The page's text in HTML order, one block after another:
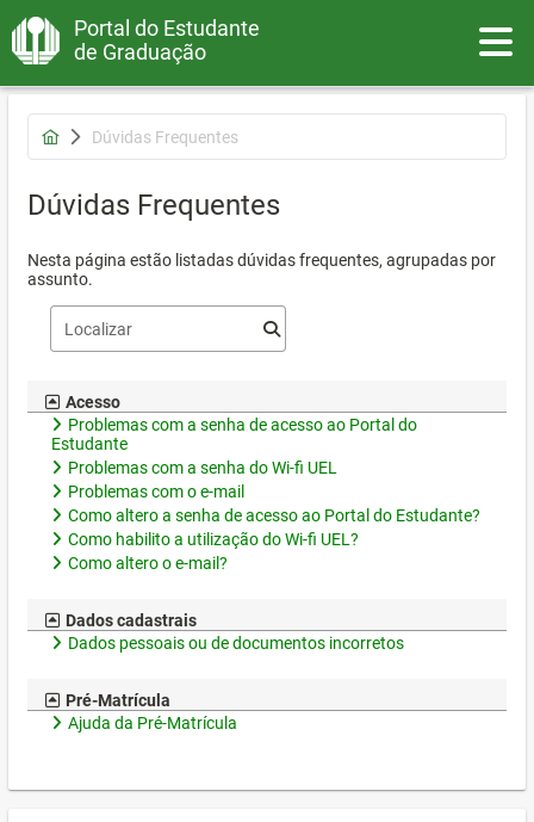
Portal do Estudante
de Graduação
Dúvidas Frequentes
Dúvidas Frequentes
Nesta página estão listadas dúvidas frequentes, agrupadas por
assunto.
Acesso
Problemas com a senha de acesso ao Portal do
Estudante
Problemas com a senha do Wi-fi UEL
Problemas com o e-mail
Como altero a senha de acesso ao Portal do Estudante?
Como habilito a utilização do Wi-fi UEL?
Como altero o e-mail?
Dados cadastrais
Dados pessoais ou de documentos incorretos
Pré-Matrícula
Ajuda da Pré-Matrícula